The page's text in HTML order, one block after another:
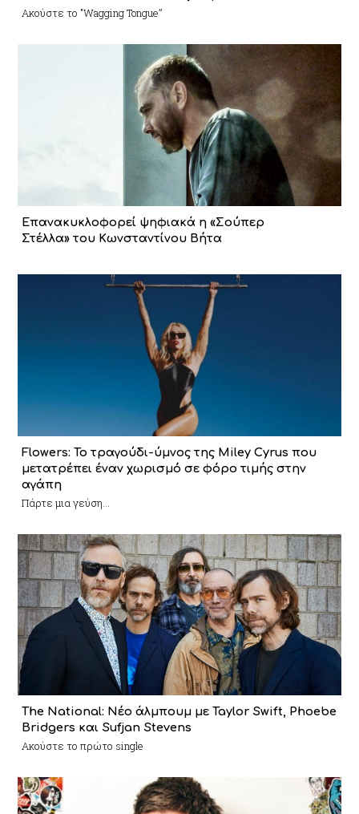
Ακούστε το "Wagging Tongue”
Επανακυκλοφορεί ψηφιακά η «Σούπερ
Στέλλα» του Κωνσταντίνου Βήτα
Flowers: Το τραγούδι-ύμνος της Miley Cyrus που
μετατρέπει έναν χωρισμό σε φόρο τιμής στην
αγάπη
Πάρτε μια γεύση...
The National: Νέο άλμπουμ με Taylor Swift, Phoebe
Bridgers και Sufjan Stevens
Ακούστε το πρώτο single